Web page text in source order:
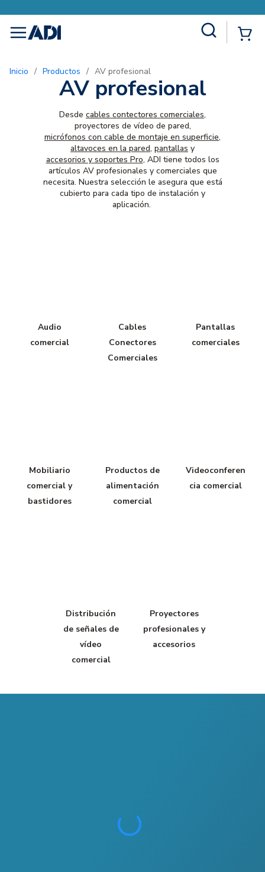
menu
Inicio / Productos / AV profesional
AV profesional
Desde cables contectores comerciales,
proyectores de vídeo de pared,
micrófonos con cable de montaje en superficie,
altavoces en la pared, pantallas y
accesorios y soportes Pro, ADI tiene todos los
artículos AV profesionales y comerciales que
necesita. Nuestra selección le asegura que está
cubierto para cada tipo de instalación y
aplicación.
Audio
comercial
Cables
Conectores
Comerciales
Pantallas
comerciales
Mobiliario
comercial y
bastidores
Productos de
alimentación
comercial
Videoconferen
cia comercial
Distribución
de señales de
vídeo
comercial
Proyectores
profesionales y
accesorios